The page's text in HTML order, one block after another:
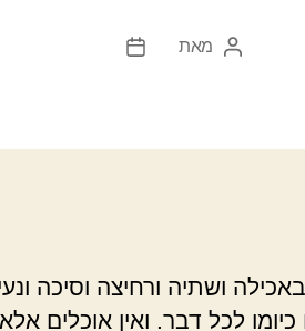
המחבר
מאת
תאריך
ושתיה ורחיצה וסיכה
לכל דבר. ואין אוכלים